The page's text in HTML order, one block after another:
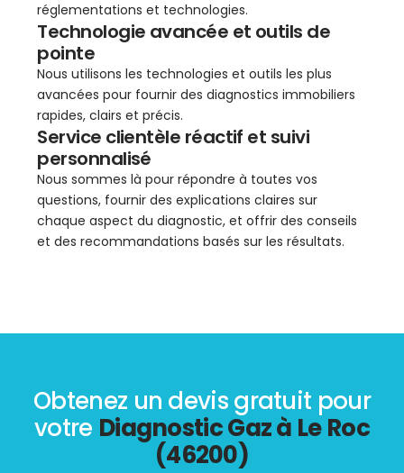
réglementations et technologies.
Technologie avancée et outils de
pointe
Nous utilisons les technologies et outils les plus
avancées pour fournir des diagnostics immobiliers
rapides, clairs et précis.
Service clientèle réactif et suivi
personnalisé
Nous sommes là pour répondre à toutes vos
questions, fournir des explications claires sur
chaque aspect du diagnostic, et offrir des conseils
et des recommandations basés sur les résultats.
Obtenez un devis gratuit pour
votre Diagnostic Gaz à Le Roc
(46200)